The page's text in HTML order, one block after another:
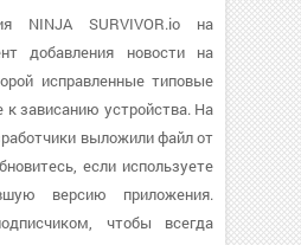
NINJA SURVIVOR.io на
добавления новости на
исправленные типовые
зависанию устройства. На
выложили файл от
если используете
версию приложения.
чтобы всегда